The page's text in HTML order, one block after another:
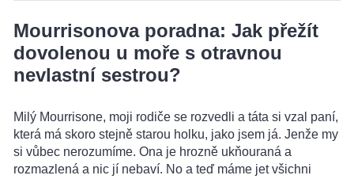
Mourrisonova poradna: Jak přežít
dovolenou u moře s otravnou
nevlastní sestrou?
Milý Mourrisone, moji rodiče se rozvedli a táta si vzal paní,
která má skoro stejně starou holku, jako jsem já. Jenže my
si vůbec nerozumíme. Ona je hrozně ukňouraná a
rozmazlená a nic jí nebaví. No a teď máme jet všichni